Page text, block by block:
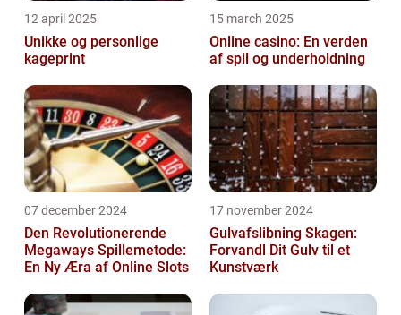
12 april 2025
Unikke og personlige
kageprint
15 march 2025
Online casino: En verden
af spil og underholdning
07 december 2024
Den Revolutionerende
Megaways Spillemetode:
En Ny Æra af Online Slots
17 november 2024
Gulvafslibning Skagen:
Forvandl Dit Gulv til et
Kunstværk